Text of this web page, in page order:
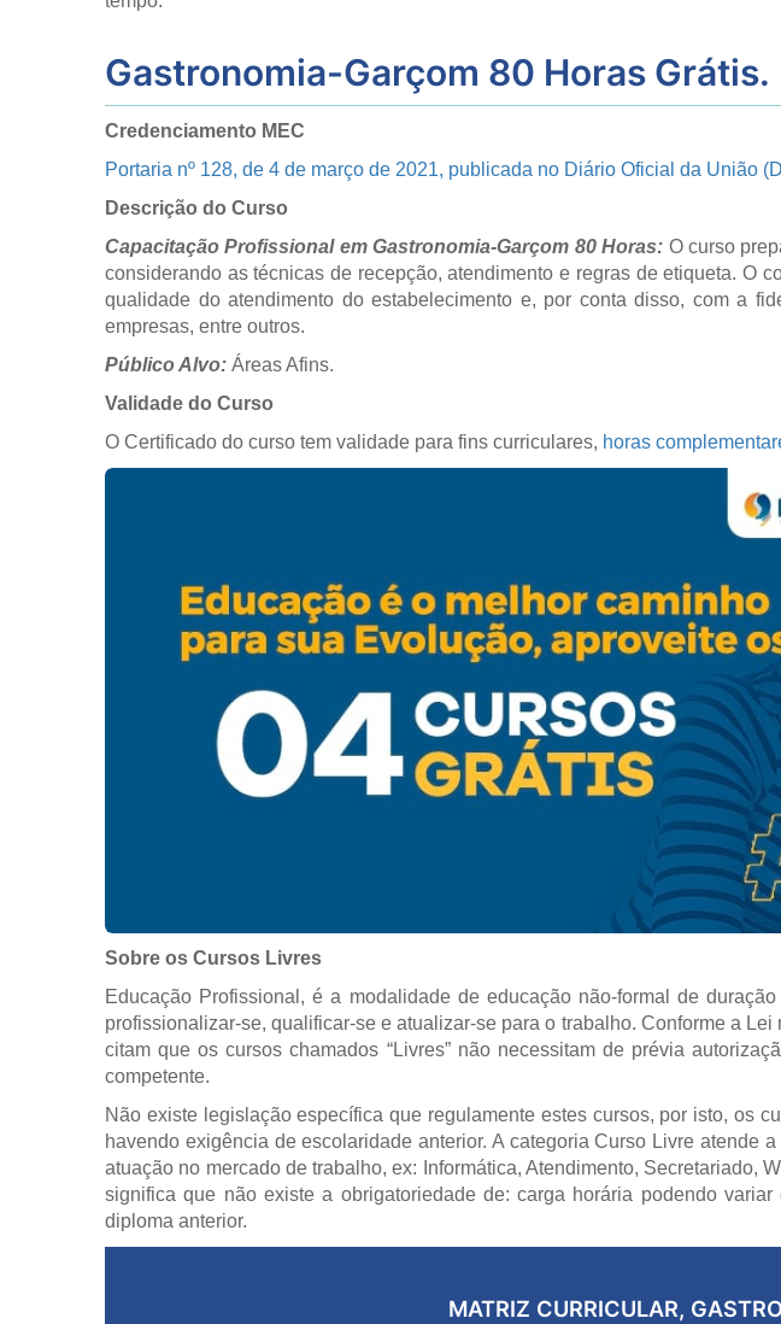
Gastronomia-Garçom 80 Horas Grátis.
Credenciamento MEC
Portaria nº 128, de 4 de março de 2021, publicada no Diário Oficial da União
Descrição do Curso
Capacitação Profissional em Gastronomia-Garçom 80 Horas: O curso
considerando as técnicas de recepção, atendimento e regras de etiqueta. O
qualidade do atendimento do estabelecimento e, por conta disso, com a
empresas, entre outros.
Público Alvo: Áreas Afins.
Validade do Curso
O Certificado do curso tem validade para fins curriculares, horas
Sobre os Cursos Livres
Educação Profissional, é a modalidade de educação não-formal de
profissionalizar-se, qualificar-se e atualizar-se para o trabalho. Conforme a
citam que os cursos chamados “Livres” não necessitam de prévia
competente.
Não existe legislação específica que regulamente estes cursos, por isto, os
havendo exigência de escolaridade anterior. A categoria Curso Livre
atuação no mercado de trabalho, ex: Informática, Atendimento, Secretariado,
significa que não existe a obrigatoriedade de: carga horária podendo
diploma anterior.
MATRIZ CURRICULAR,